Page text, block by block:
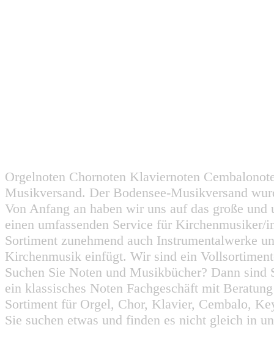
Orgelnoten Chornoten Klaviernoten
Musikversand. Der Bodensee-Musikversand
Von Anfang an haben wir uns auf das große
einen umfassenden Service für
Sortiment zunehmend auch Instrumentalwerke
Kirchenmusik einfügt. Wir sind ein
Suchen Sie Noten und Musikbücher? Dann
ein klassisches Noten Fachgeschäft mit
Sortiment für Orgel, Chor, Klavier, Cembalo,
Sie suchen etwas und finden es nicht gleich in